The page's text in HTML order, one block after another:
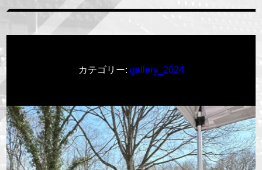
カテゴリー: gallery_2024